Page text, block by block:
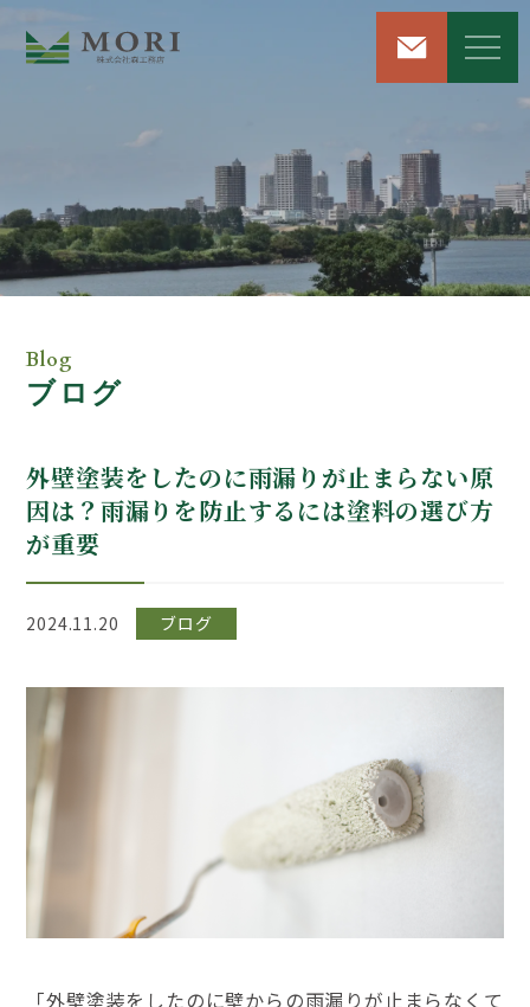
リフォーム＆リノベーション
雨漏り修理サービス
Blog
ブログ
外壁塗装をしたのに雨漏りが止まらない原
因は？雨漏りを防止するには塗料の選び方
が重要
2024.11.20 ブログ
「外壁塗装をしたのに壁からの雨漏りが止まらなくて